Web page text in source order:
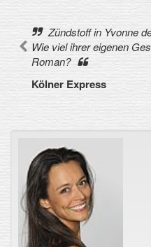
Zündstoff in Yvonne
Wie viel ihrer eigenen
Roman?
Kölner Express